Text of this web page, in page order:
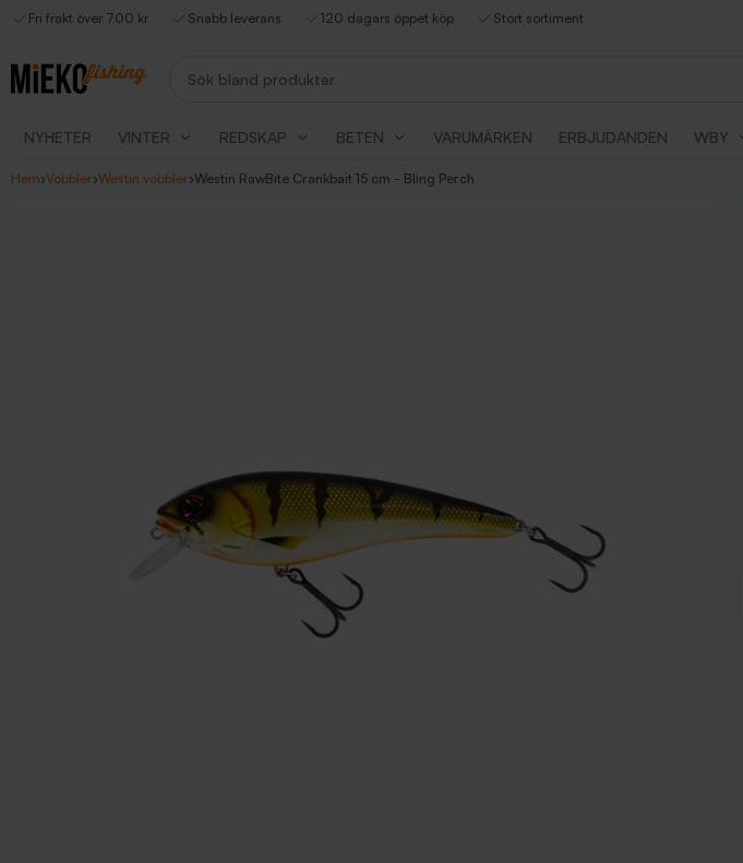
Fri frakt över 700 kr Snabb leverans 120 dagars öppet köp Stort sortiment
NYHETER VINTER REDSKAP BETEN VARUMÄRKEN ERBJUDANDEN WBY
Hem›Vobbler›Westin vobbler›Westin RawBite Crankbait 15 cm - Bling Perch